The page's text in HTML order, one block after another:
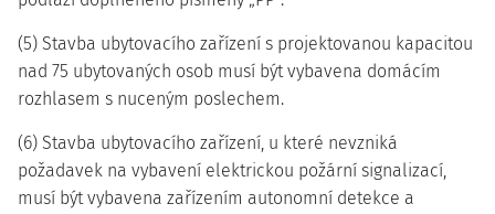
(5) Stavba ubytovacího zařízení s projektovanou kapacitou
nad 75 ubytovaných osob musí být vybavena domácím
rozhlasem s nuceným poslechem.
(6) Stavba ubytovacího zařízení, u které nevzniká
požadavek na vybavení elektrickou požární signalizací,
musí být vybavena zařízením autonomní detekce a